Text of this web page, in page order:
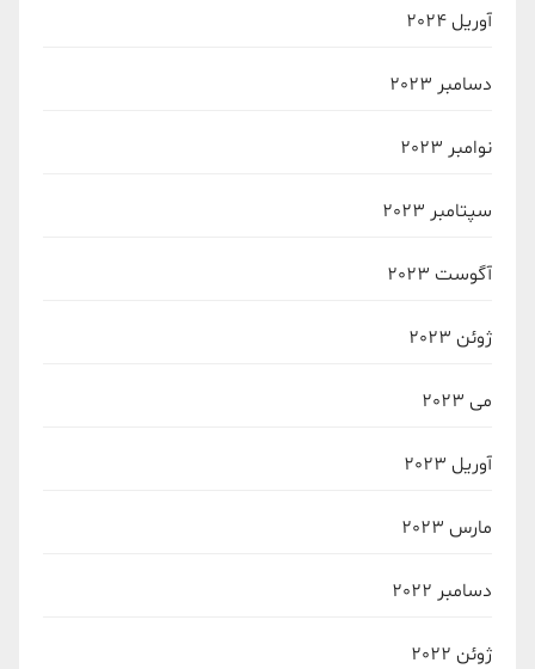
آوریل 2024
دسامبر 2023
نوامبر 2023
سپتامبر 2023
آگوست 2023
ژوئن 2023
می 2023
آوریل 2023
مارس 2023
دسامبر 2022
ژوئن 2022